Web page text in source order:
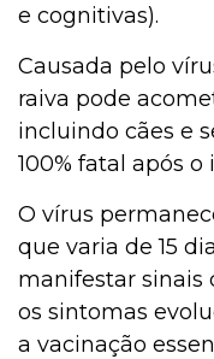
e cognitivas).
Causada pelo
raiva pode
incluindo cães e
100% fatal após
O vírus
que varia de 15
manifestar sinais
os sintomas
a vacinação